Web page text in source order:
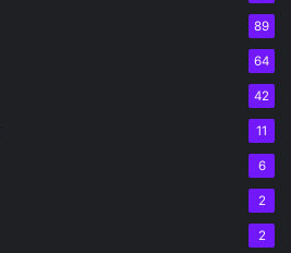
89
64
42
11
6
2
2